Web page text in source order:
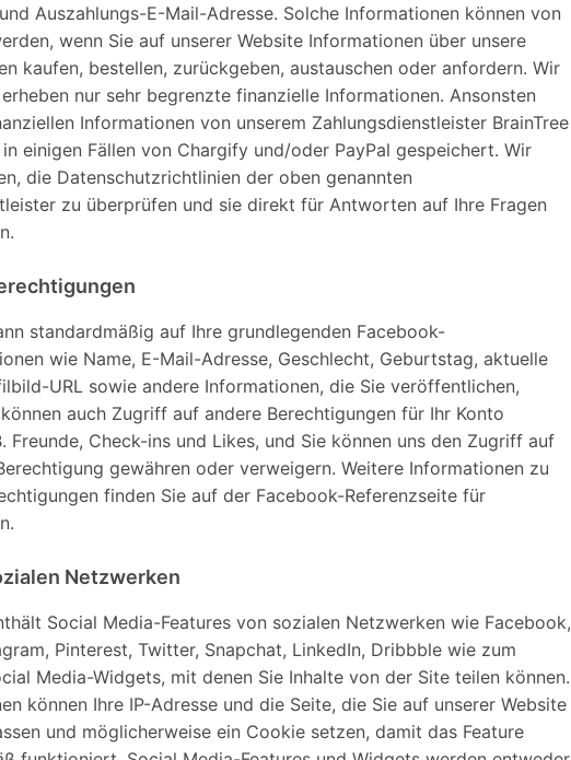
Auszahlungs-E-Mail-Adresse. Solche Informationen können von
wenn Sie auf unserer Website Informationen über unsere
kaufen, bestellen, zurückgeben, austauschen oder anfordern. Wir
nur sehr begrenzte finanzielle Informationen. Ansonsten
Informationen von unserem Zahlungsdienstleister BrainTree
einigen Fällen von Chargify und/oder PayPal gespeichert. Wir
die Datenschutzrichtlinien der oben genannten
zu überprüfen und sie direkt für Antworten auf Ihre Fragen
standardmäßig auf Ihre grundlegenden Facebook-
wie Name, E-Mail-Adresse, Geschlecht, Geburtstag, aktuelle
URL sowie andere Informationen, die Sie veröffentlichen,
auch Zugriff auf andere Berechtigungen für Ihr Konto
Freunde, Check-ins und Likes, und Sie können uns den Zugriff auf
gewähren oder verweigern. Weitere Informationen zu
finden Sie auf der Facebook-Referenzseite für
Netzwerken
Social Media-Features von sozialen Netzwerken wie Facebook,
Pinterest, Twitter, Snapchat, LinkedIn, Dribbble wie zum
Media-Widgets, mit denen Sie Inhalte von der Site teilen können.
können Ihre IP-Adresse und die Seite, die Sie auf unserer Website
und möglicherweise ein Cookie setzen, damit das Feature